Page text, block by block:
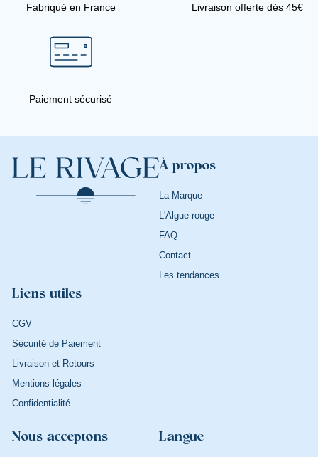
Fabriqué en France Livraison offerte dès 45€
Paiement sécurisé
À propos
La Marque
L'Algue rouge
FAQ
Contact
Les tendances
Liens utiles
CGV
Sécurité de Paiement
Livraison et Retours
Mentions légales
Confidentialité
Nous acceptons Langue